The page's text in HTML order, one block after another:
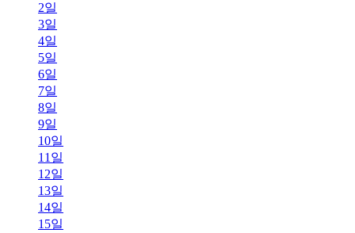
2일
3일
4일
5일
6일
7일
8일
9일
10일
11일
12일
13일
14일
15일